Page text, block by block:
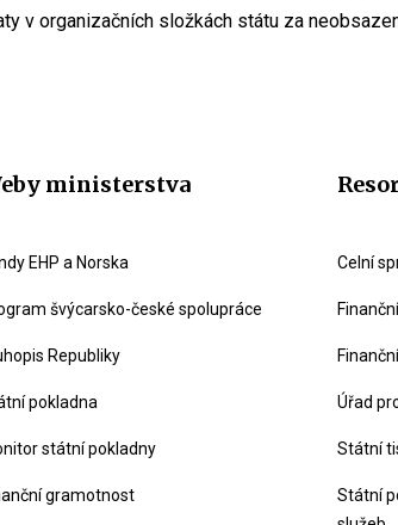
v organizačních složkách státu za
ministerstva
EHP a Norska
švýcarsko-české spolupráce
Republiky
pokladna
státní pokladny
gramotnost
Celní
Úřad
Státní
Státní